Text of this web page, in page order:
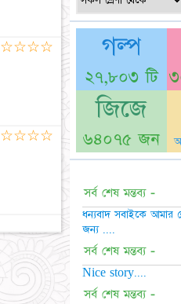
☆☆☆☆
☆☆☆☆
গল্প
২৭,৮০৩ টি
জিজে
৬৪০৭৫ জন
সর্ব শেষ মন্তব্য -
ধন্যবাদ সবাইকে আমার
জন্য ....
সর্ব শেষ মন্তব্য -
Nice story....
সর্ব শেষ মন্তব্য -